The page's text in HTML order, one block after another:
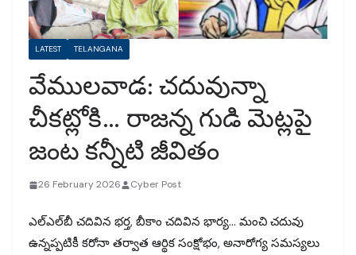
LATEST TELANGANA
వేములవాడ: చదువున్నా
చీకట్లోకి… రాజన్న గుడి మెట్లపై
జంట కన్నీటి జీవితం
26 February 2026 Cyber Post
ఎల్‌ఎల్‌బీ చదివిన భర్త, బీకాం చదివిన భార్య… మంచి చదువు
ఉన్నప్పటికీ కరోనా తర్వాత ఆర్థిక సంక్షోభం, అనారోగ్య సమస్యలు